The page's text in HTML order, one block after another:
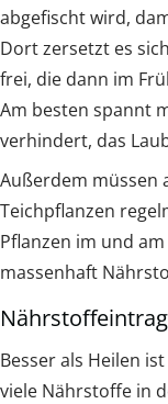
abgefischt wird,
Dort zersetzt es
frei, die dann im
Am besten spannt
verhindert, das
Außerdem müssen
Teichpflanzen
Pflanzen im und
massenhaft
Besser als Heilen
viele Nährstoffe in